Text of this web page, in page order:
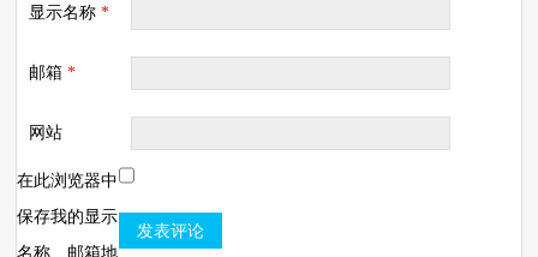
显示名称*
邮箱*
网站
在此浏览器中
保存我的显示
名称、邮箱地